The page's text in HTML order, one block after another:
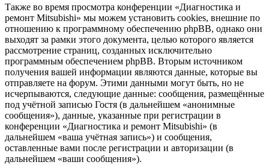
Также во время просмотра конференции «Диагностика и
ремонт Mitsubishi» мы можем установить cookies, внешние по
отношению к программному обеспечению phpBB, однако они
выходят за рамки этого документа, целью которого является
рассмотрение страниц, созданных исключительно
программным обеспечением phpBB. Вторым источником
получения вашей информации являются данные, которые вы
отправляете на форум. Этими данными могут быть, но не
исчерпываются, следующие данные: сообщения, размещённые
под учётной записью Гостя (в дальнейшем «анонимные
сообщения»), данные, указанные при регистрации в
конференции «Диагностика и ремонт Mitsubishi» (в
дальнейшем «ваша учётная запись») и сообщения,
оставленные вами после регистрации и авторизации (в
дальнейшем «ваши сообщения»).